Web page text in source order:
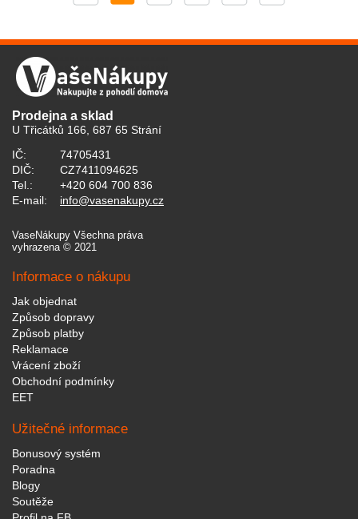
Prodejna a sklad
U Třicátků 166, 687 65 Strání
IČ:
74705431
DIČ:
CZ7411094625
Tel.:
+420 604 700 836
E-mail:
info@vasenakupy.cz
VaseNákupy Všechna práva
vyhrazena © 2021
Informace o nákupu
Jak objednat
Způsob dopravy
Způsob platby
Reklamace
Vrácení zboží
Obchodní podmínky
EET
Užitečné informace
Bonusový systém
Poradna
Blogy
Soutěže